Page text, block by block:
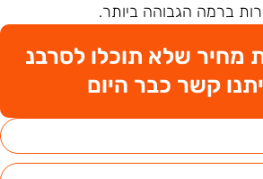
ברמה הגבוהה ביותר.
מחיר שלא תוכלו לסרבנ
קשר כבר היום